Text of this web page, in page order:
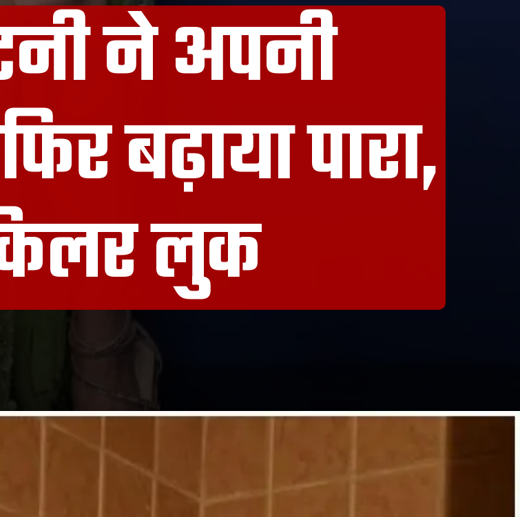
ने अपनी
बढ़ाया पारा,
लुक